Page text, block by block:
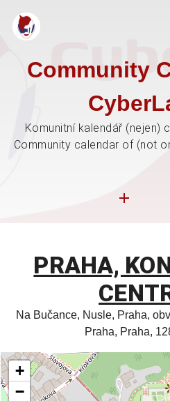
Community
Komunitní kalendář (nejen)
Community calendar of (not
PRAHA,
Na Bučance, Nusle, Praha,
Praha, Praha,
+
−